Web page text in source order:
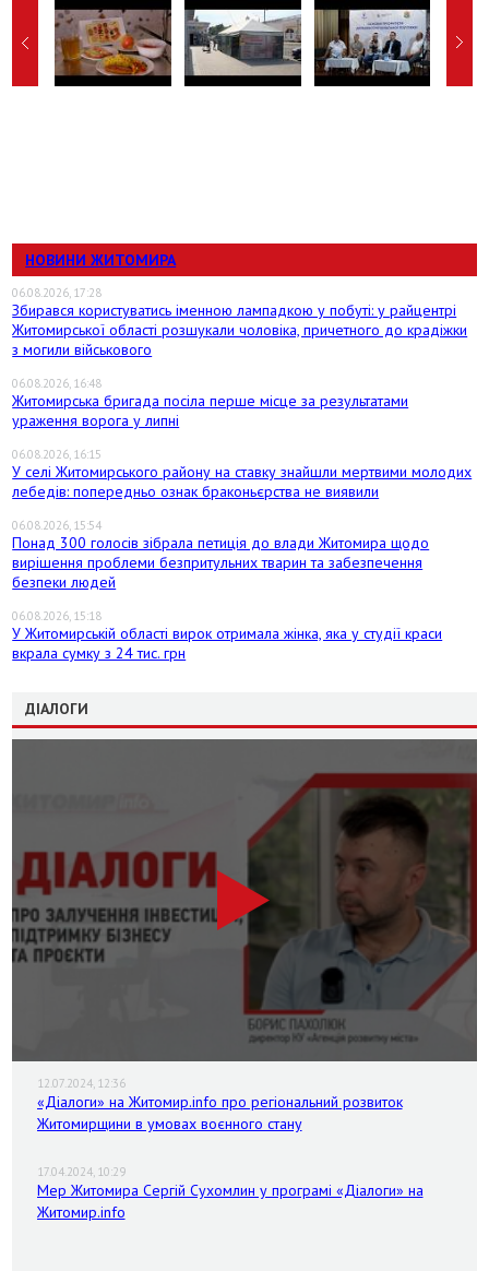
НОВИНИ ЖИТОМИРА
06.08.2026, 17:28
Збирався користуватись іменною лампадкою у побуті: у райцентрі
Житомирської області розшукали чоловіка, причетного до крадіжки
з могили військового
06.08.2026, 16:48
Житомирська бригада посіла перше місце за результатами
ураження ворога у липні
06.08.2026, 16:15
У селі Житомирського району на ставку знайшли мертвими молодих
лебедів: попередньо ознак браконьєрства не виявили
06.08.2026, 15:54
Понад 300 голосів зібрала петиція до влади Житомира щодо
вирішення проблеми безпритульних тварин та забезпечення
безпеки людей
06.08.2026, 15:18
У Житомирській області вирок отримала жінка, яка у студії краси
вкрала сумку з 24 тис. грн
ДІАЛОГИ
12.07.2024, 12:36
«Діалоги» на Житомир.info про регіональний розвиток
Житомирщини в умовах воєнного стану
17.04.2024, 10:29
Мер Житомира Сергій Сухомлин у програмі «Діалоги» на
Житомир.info